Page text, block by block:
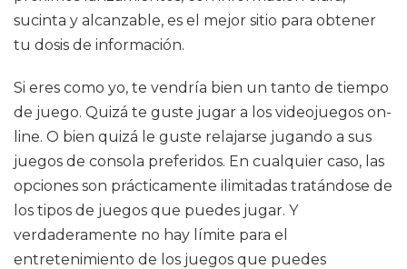
sucinta y alcanzable, es el mejor sitio para obtener
tu dosis de información.
Si eres como yo, te vendría bien un tanto de tiempo
de juego. Quizá te guste jugar a los videojuegos on-
line. O bien quizá le guste relajarse jugando a sus
juegos de consola preferidos. En cualquier caso, las
opciones son prácticamente ilimitadas tratándose de
los tipos de juegos que puedes jugar. Y
verdaderamente no hay límite para el
entretenimiento de los juegos que puedes